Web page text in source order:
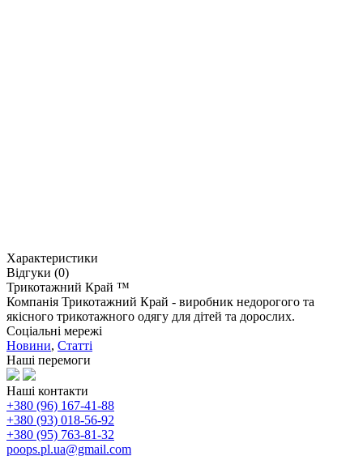
Характеристики
Відгуки (0)
Трикотажний Край ™
Компанія Трикотажний Край - виробник недорогого та
якісного трикотажного одягу для дітей та дорослих.
Соціальні мережі
Новини, Статті
Наші перемоги
Наші контакти
+380 (96) 167-41-88
+380 (93) 018-56-92
+380 (95) 763-81-32
poops.pl.ua@gmail.com